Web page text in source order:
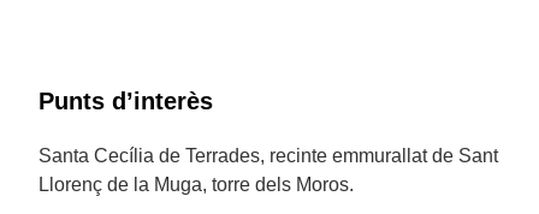
Punts d’interès
Santa Cecília de Terrades, recinte emmurallat de Sant
Llorenç de la Muga, torre dels Moros.